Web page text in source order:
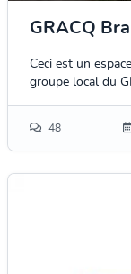
GRACQ
Ceci est un
groupe local du
48